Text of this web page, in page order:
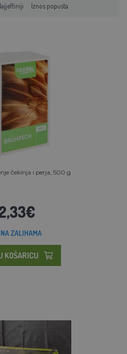
Iznos popusta
čekinja i perja, 500 g
NA ZALIHAMA
KOŠARICU